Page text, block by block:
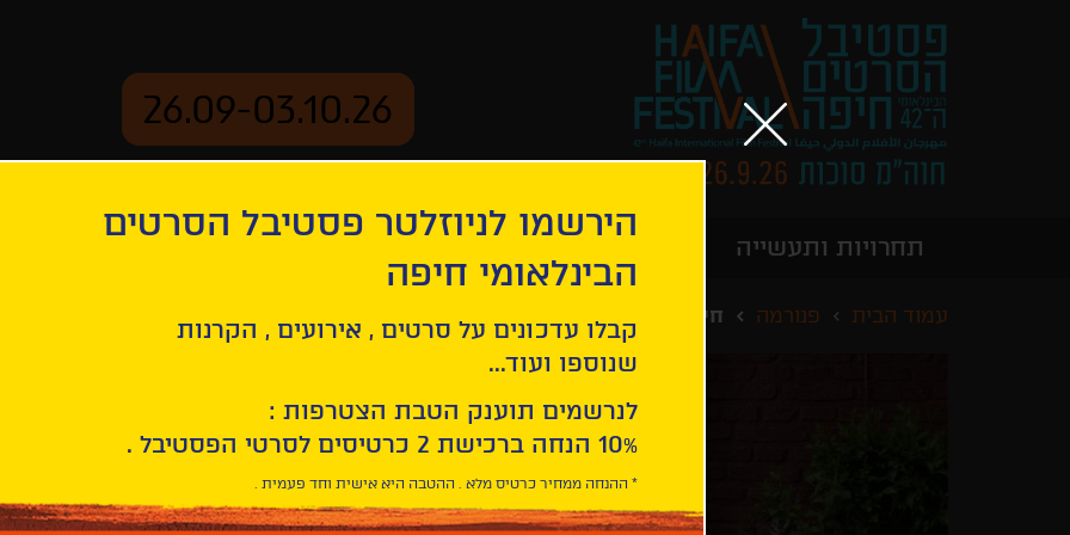
26.09-03.10.26
תחרויות ותעשייה
עמוד הבית פנורמה חיה
הירשמו לניוזלטר פסטיבל הסרטים
הבינלאומי חיפה
קבלו עדכונים על סרטים , אירועים , הקרנות
שנוספו ועוד...
לנרשמים תוענק הטבת הצטרפות :
10% הנחה ברכישת 2 כרטיסים לסרטי הפסטיבל .
* ההנחה ממחיר כרטיס מלא . ההטבה היא אישית וחד פעמית .